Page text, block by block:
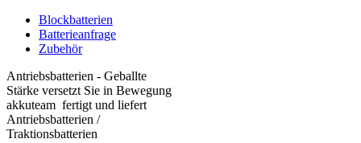
Blockbatterien
Batterieanfrage
Zubehör
Antriebsbatterien - Geballte
Stärke versetzt Sie in Bewegung
akkuteam fertigt und liefert
Antriebsbatterien /
Traktionsbatterien